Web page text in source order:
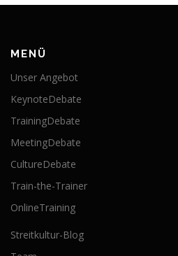
MENÜ
Unser Angebot
KeynoteDebate
TrainingDebate
MeetingDebate
CultureDebate
Train-the-Trainer
OnlineTraining
Streitkultur-Blog